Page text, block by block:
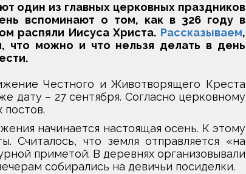
один из главных церковных праздников
вспоминают о том, как в 326 году в
распяли Иисуса Христа. Рассказываем,
что можно и что нельзя делать в день
Честного и Животворящего Креста
дату – 27 сентября. Согласно церковному
постов.
начинается настоящая осень. К этому
Считалось, что земля отправляется «на
приметой. В деревнях организовывали
собирались на девичьи посиделки.